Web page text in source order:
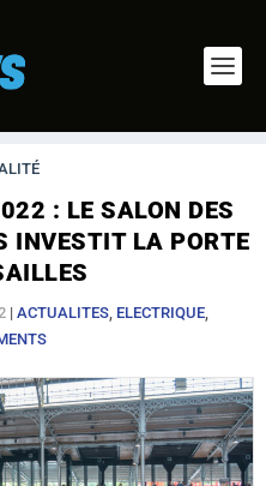
: LE SALON DES
INVESTIT LA PORTE
| ACTUALITES, ELECTRIQUE,